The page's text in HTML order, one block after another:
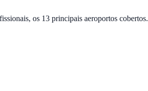
os 13 principais aeroportos cobertos.